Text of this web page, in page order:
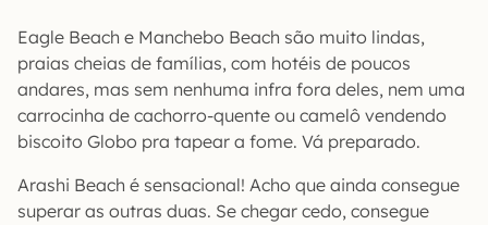
Eagle Beach e Manchebo Beach são muito lindas,
praias cheias de famílias, com hotéis de poucos
andares, mas sem nenhuma infra fora deles, nem uma
carrocinha de cachorro-quente ou camelô vendendo
biscoito Globo pra tapear a fome. Vá preparado.
Arashi Beach é sensacional! Acho que ainda consegue
superar as outras duas. Se chegar cedo, consegue